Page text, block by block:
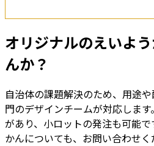
オリジナルのえいよ
んか？
自治体の課題解決のため、用途
門のデザインチームが対応しま
があり、小ロットの発注も可能
かんについても、お問い合わせく